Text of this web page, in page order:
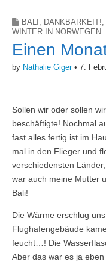
BALI , DANKBARKEIT!,
WINTER IN NORWEGEN
Einen
by Nathalie Giger• 7.
Sollen wir oder sollen
beschäftigte! Nochmal
fast alles fertig ist im
mal in den Flieger und
verschiedensten
war auch meine Mutter
Bali!
Die Wärme erschlug
Flughafengebäude
feucht…! Die
Aber das war es ja